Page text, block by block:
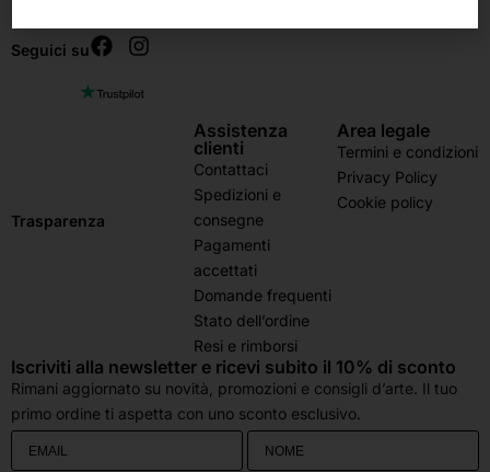
Seguici su
Trasparenza
Assistenza
clienti
Contattaci
Spedizioni e
consegne
Pagamenti
accettati
Domande frequenti
Stato dell’ordine
Resi e rimborsi
Area legale
Termini e condizioni
Privacy Policy
Cookie policy
Iscriviti alla newsletter e ricevi subito il 10% di sconto
Rimani aggiornato su novità, promozioni e consigli d’arte. Il tuo
primo ordine ti aspetta con uno sconto esclusivo.